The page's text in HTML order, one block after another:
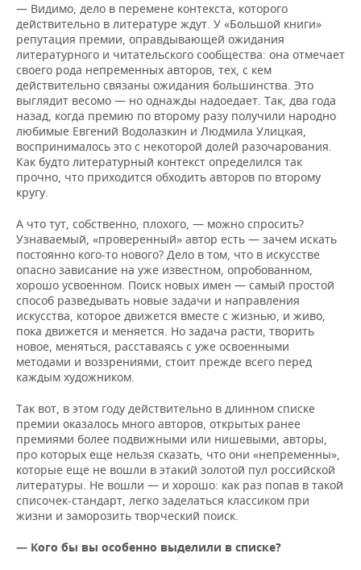
— Видимо, дело в перемене контекста, которого
действительно в литературе ждут. У «Большой книги»
репутация премии, оправдывающей ожидания
литературного и читательского сообщества: она отмечает
своего рода непременных авторов, тех, с кем
действительно связаны ожидания большинства. Это
выглядит весомо — но однажды надоедает. Так, два года
назад, когда премию по второму разу получили народно
любимые Евгений Водолазкин и Людмила Улицкая,
воспринималось это с некоторой долей разочарования.
Как будто литературный контекст определился так
прочно, что приходится обходить авторов по второму
кругу.
А что тут, собственно, плохого, — можно спросить?
Узнаваемый, «проверенный» автор есть — зачем искать
постоянно кого-то нового? Дело в том, что в искусстве
опасно зависание на уже известном, опробованном,
хорошо усвоенном. Поиск новых имен — самый простой
способ разведывать новые задачи и направления
искусства, которое движется вместе с жизнью, и живо,
пока движется и меняется. Но задача расти, творить
новое, меняться, расставаясь с уже освоенными
методами и воззрениями, стоит прежде всего перед
каждым художником.
Так вот, в этом году действительно в длинном списке
премии оказалось много авторов, открытых ранее
премиями более подвижными или нишевыми, авторы,
про которых еще нельзя сказать, что они «непременны»,
которые еще не вошли в этакий золотой пул российской
литературы. Не вошли — и хорошо: как раз попав в такой
списочек-стандарт, легко заделаться классиком при
жизни и заморозить творческий поиск.
— Кого бы вы особенно выделили в списке?